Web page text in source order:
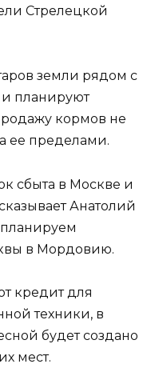
Стрелецкой
земли рядом с
планируют
кормов не
ее пределами.
сбыта в Москве и
Анатолий
в Мордовию.
кредит для
техники, в
будет создано
мест.